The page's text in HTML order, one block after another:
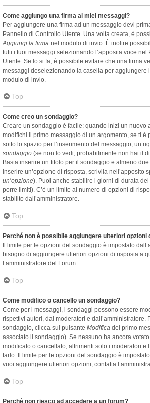
Come aggiungo una firma ai miei messaggi?
Per aggiungere una firma ad un messaggio devi
Pannello di Controllo Utente. Una volta creata, è
Aggiungi la firma nel modulo di invio. È inoltre
tutti i tuoi messaggi selezionando l’apposita voce
Utente. Se lo si fa, è possibile evitare che una firma
messaggi deselezionando la casella per aggiungere
modulo di invio.
Top
Come creo un sondaggio?
Creare un sondaggio è facile: quando inizi un nuovo
modifichi il primo messaggio di un argomento, se ti è
sotto lo spazio per l’inserimento del messaggio, un
sondaggio (se non lo vedi, probabilmente non hai il
Basta inserire un titolo per il sondaggio e almeno
inserire un’opzione di risposta, scrivila nell’apposito
un’opzione). Puoi anche stabilire i giorni di durata
porre limiti). C’è un limite al numero di opzioni di
stabilito dall’amministratore.
Top
Perché non è possibile aggiungere ulteriori opzioni
Il limite per le opzioni del sondaggio è impostato
bisogno di aggiungere ulteriori opzioni di risposta a
l’amministratore del Forum.
Top
Come modifico o cancello un sondaggio?
Come per i messaggi, i sondaggi possono essere
rispettivi autori, dai moderatori e dall’amministratore.
sondaggio, clicca sul pulsante Modifica del primo
associato il sondaggio). Se nessuno ha ancora
modificato o cancellato, altrimenti solo i moderatori e
farlo. Il limite per le opzioni del sondaggio è
vuoi aggiungere ulteriori opzioni, contatta
Top
Perché non riesco ad accedere a un forum?